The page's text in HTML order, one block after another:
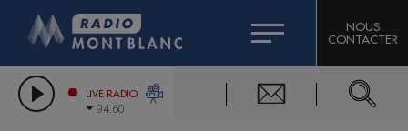
LES CHRONIQUES DE L'EXPERT
CITIZEN MACHINERY
GRAND MASSIF DOMAINES SKIABLES
COMPAGNIE DU MONT-BLANC
NOUS
CONTACTER
LIVE RADIO
94.60